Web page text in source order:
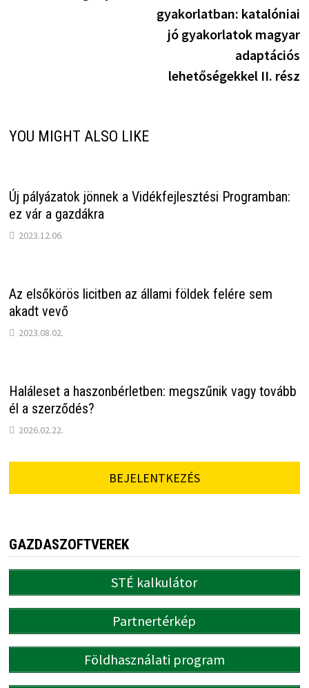
gyakorlatban: katalóniai
jó gyakorlatok magyar
adaptációs
lehetőségekkel II. rész
YOU MIGHT ALSO LIKE
Új pályázatok jönnek a Vidékfejlesztési Programban:
ez vár a gazdákra
2023.12.06.
Az elsőkörös licitben az állami földek felére sem
akadt vevő
2023.08.02.
Haláleset a haszonbérletben: megszűnik vagy tovább
él a szerződés?
2026.02.22.
BEJELENTKEZÉS
GAZDASZOFTVEREK
STÉ kalkulátor
Partnertérkép
Földhasználati program